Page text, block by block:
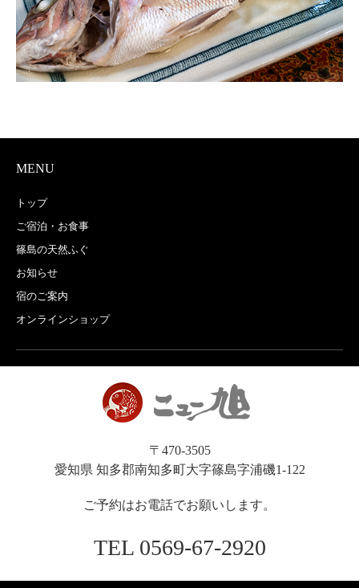
MENU
トップ
ご宿泊・お食事
篠島の天然ふぐ
お知らせ
宿のご案内
オンラインショップ
〒470-3505
愛知県 知多郡南知多町大字篠島字浦磯1-122
ご予約はお電話でお願いします。
TEL 0569-67-2920